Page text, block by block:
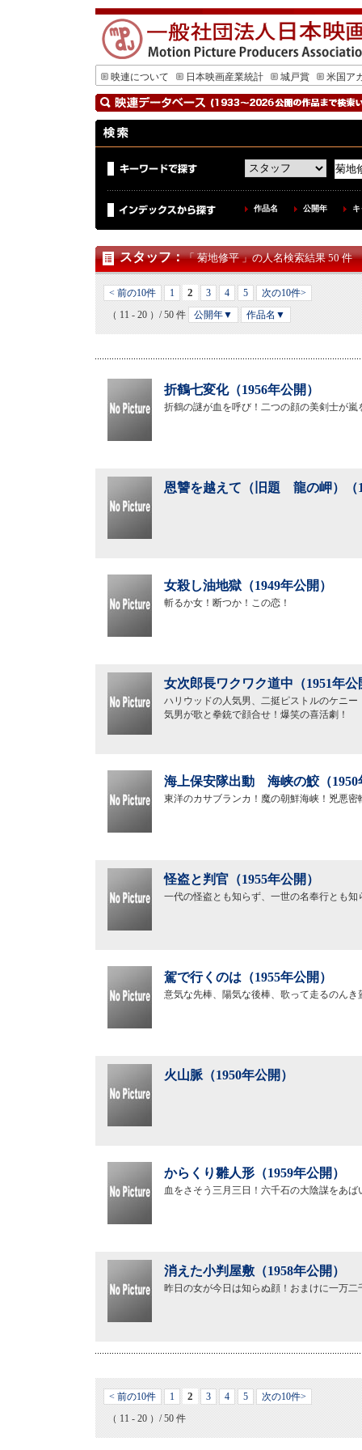
映連について 日本映画産業統計 城戸賞 米国ア
作品名 公開年
スタッフ：「 菊地修平 」の人名検索結果 50 件
< 前の10件 1 2 3 4 5
次の10件>
（ 11 - 20 ）/ 50 件
公開年▼ 作品名▼
折鶴七変化（1956年公開）
折鶴の謎が血を呼び！二つの顔の美剣士が
恩讐を越えて（旧題 龍の岬）（
女殺し油地獄（1949年公開）
斬るか女！断つか！この恋！
女次郎長ワクワク道中（1951年公
ハリウッドの人気男、二挺ピストルのケニ
気男が歌と拳銃で顔合せ！爆笑の喜活劇！
海上保安隊出動 海峡の鮫（1950
東洋のカサブランカ！魔の朝鮮海峡！兇悪
怪盗と判官（1955年公開）
一代の怪盗とも知らず、一世の名奉行とも
駕で行くのは（1955年公開）
意気な先棒、陽気な後棒、歌って走るのん
火山脈（1950年公開）
からくり雛人形（1959年公開）
血をさそう三月三日！六千石の大陰謀をあば
消えた小判屋敷（1958年公開）
昨日の女が今日は知らぬ顔！おまけに一万
< 前の10件 1 2 3 4 5
次の10件>
（ 11 - 20 ）/ 50 件